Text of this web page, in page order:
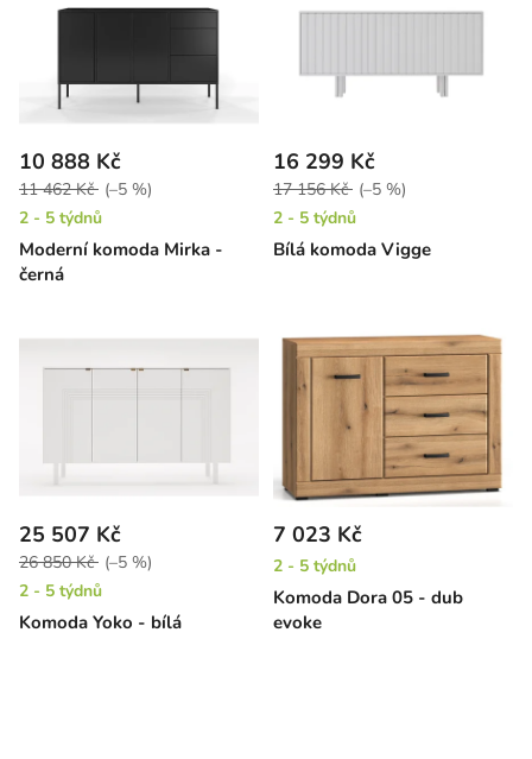
Moderní komoda Mirka -
černá
10 888 Kč
11 462 Kč (–5 %)
2 - 5 týdnů
Bílá komoda Vigge
16 299 Kč
17 156 Kč (–5 %)
2 - 5 týdnů
Komoda Yoko - bílá
25 507 Kč
26 850 Kč (–5 %)
2 - 5 týdnů
Komoda Dora 05 - dub
evoke
7 023 Kč
2 - 5 týdnů